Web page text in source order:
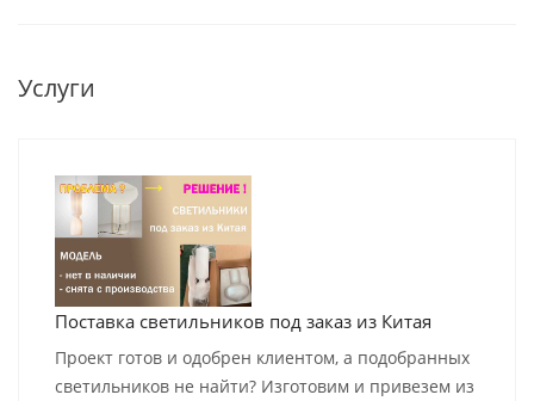
Услуги
Поставка светильников под заказ из Китая
Проект готов и одобрен клиентом, а подобранных
светильников не найти? Изготовим и привезем из